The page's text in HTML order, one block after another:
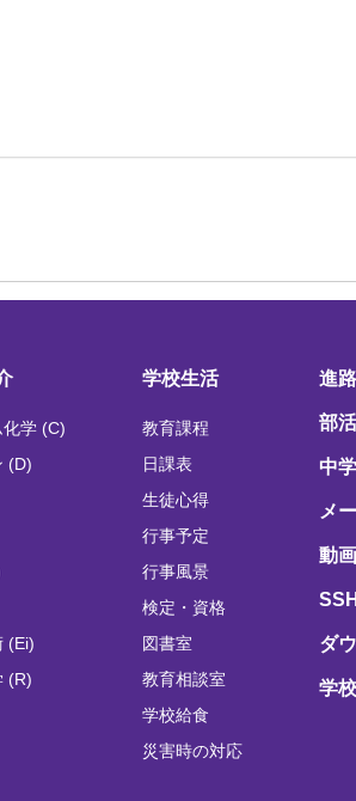
学 (C)
(D)
(Ei)
(R)
学校生活
教育課程
日課表
生徒心得
行事予定
行事風景
検定・資格
図書室
教育相談室
学校給食
災害時の対応
進路
部
中
メ
動
ダ
学